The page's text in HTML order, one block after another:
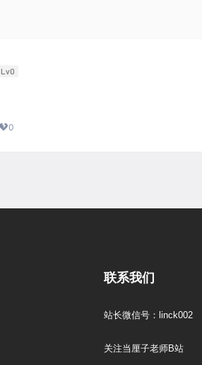
Lv0
0
联系我们
站长微信号：linck002
关注当厘子老师B站